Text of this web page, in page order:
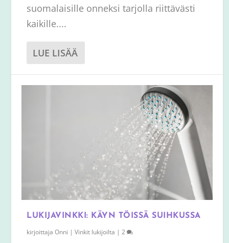
suomalaisille onneksi tarjolla riittävästi
kaikille....
LUE LISÄÄ
LUKIJAVINKKI: KÄYN TÖISSÄ SUIHKUSSA
kirjoittajaOnni |Vinkit lukijoilta |2